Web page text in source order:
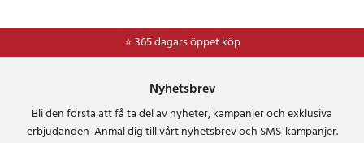
⭐ 365 dagars öppet köp
⭐Frakt 49kr *
Nyhetsbrev
Bli den första att få ta del av nyheter, kampanjer och exklusiva
erbjudanden Anmäl dig till vårt nyhetsbrev och SMS-kampanjer.